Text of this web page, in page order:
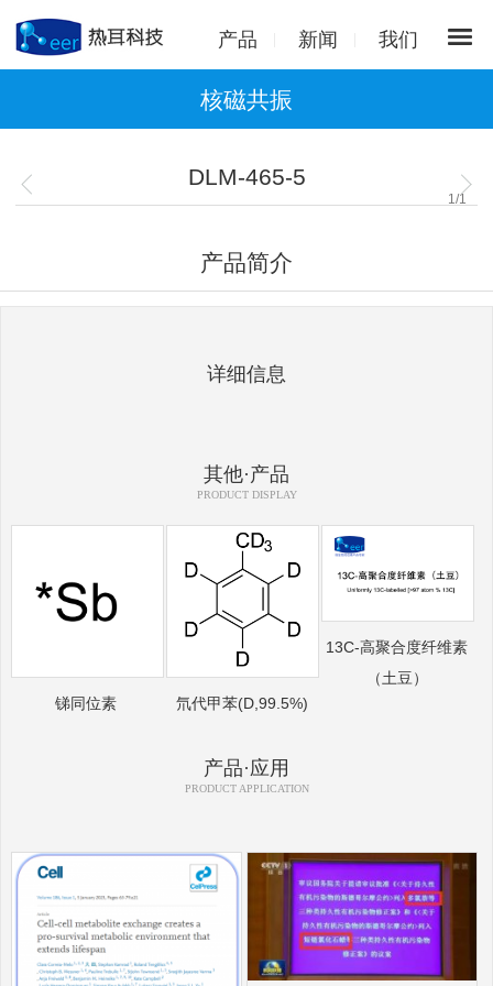
产品 新闻 我们
核磁共振
DLM-465-5
1 /1
产品简介
详细信息
其他·产品
PRODUCT DISPLAY
锑同位素 氘代甲苯(D,99.5%)
13C-高聚合度纤维素
（土豆）
产品·应用
PRODUCT APPLICATION